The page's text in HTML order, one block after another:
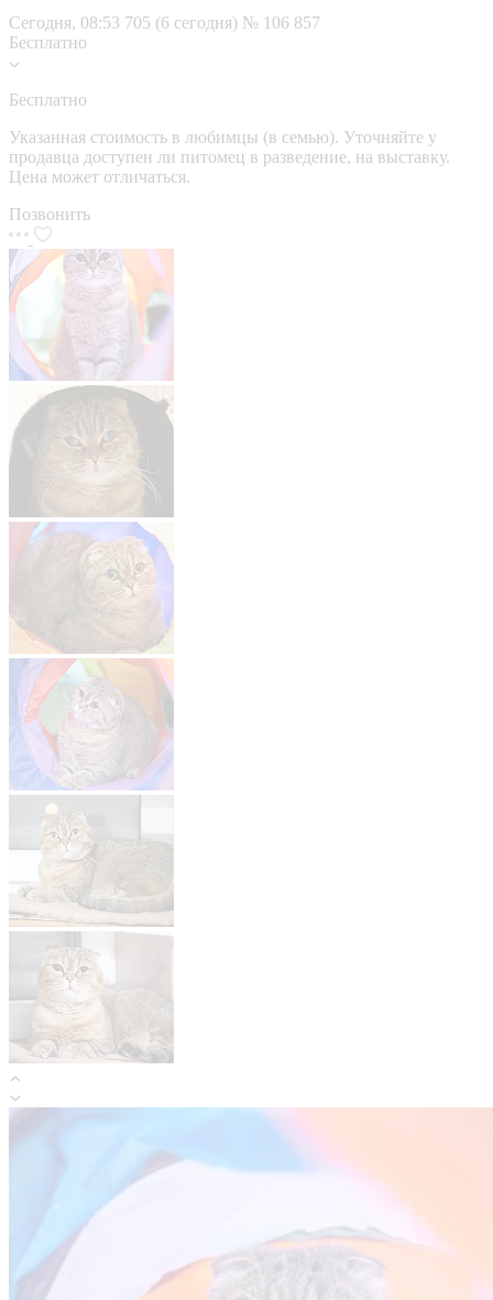
Сегодня, 08:53 705 (6 сегодня) № 106 857
Бесплатно
Бесплатно
Указанная стоимость в любимцы (в семью). Уточняйте у
продавца доступен ли питомец в разведение, на выставку.
Цена может отличаться.
Позвонить